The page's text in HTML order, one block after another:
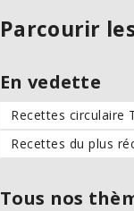
Parcourir
En vedette
Recettes circulaire
Recettes du plus
Tous nos